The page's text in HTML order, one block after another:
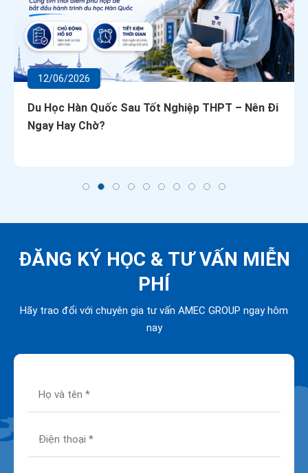
12/06/2026
Du Học Hàn Quốc Sau Tốt Nghiệp THPT – Nên Đi
Ngay Hay Chờ?
ĐĂNG KÝ HỌC & TƯ VẤN MIỄN
PHÍ
Hãy trao đổi với chuyên gia tư vấn AMEC GROUP ngay hôm
nay